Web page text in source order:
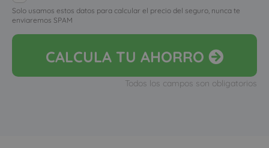
Solo usamos estos datos para calcular el precio del seguro, nunca te
enviaremos SPAM
CALCULA TU AHORRO
Todos los campos son obligatorios